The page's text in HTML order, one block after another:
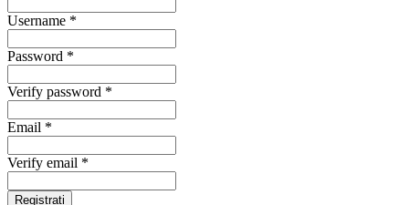
Username *
Password *
Verify password *
Email *
Verify email *
Registrati